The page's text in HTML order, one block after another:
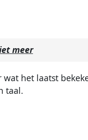
meer
het laatst
taal.